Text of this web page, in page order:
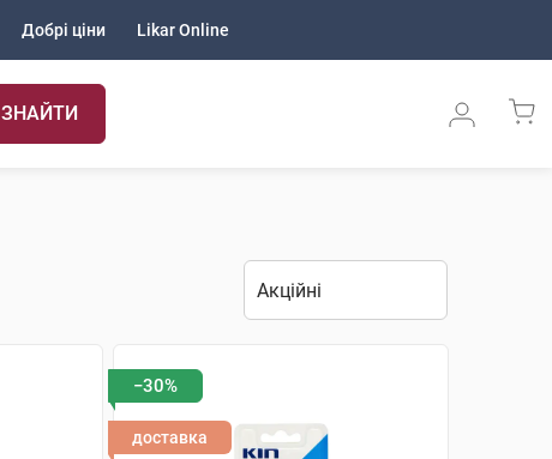
Добрі ціни Likar Online
ЗНАЙТИ
−30%
доставка